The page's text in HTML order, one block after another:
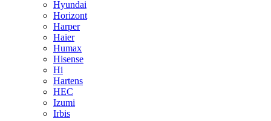
Hyundai
Horizont
Harper
Haier
Humax
Hisense
Hi
Hartens
HEC
Izumi
Irbis